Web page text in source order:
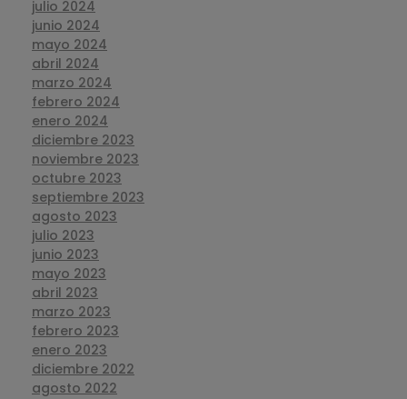
julio 2024
junio 2024
mayo 2024
abril 2024
marzo 2024
febrero 2024
enero 2024
diciembre 2023
noviembre 2023
octubre 2023
septiembre 2023
agosto 2023
julio 2023
junio 2023
mayo 2023
abril 2023
marzo 2023
febrero 2023
enero 2023
diciembre 2022
agosto 2022